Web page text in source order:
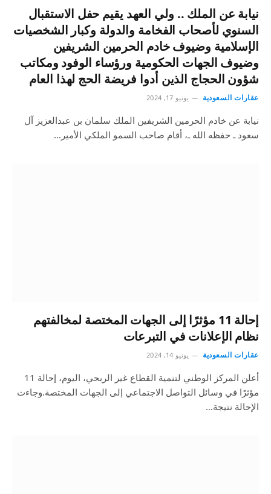
نيابة عن الملك .. ولي العهد يقيم حفل الاستقبال
السنوي لأصحاب الفخامة والدولة وكبار الشخصيات
الإسلامية وضيوف خادم الحرمين الشريفين
وضيوف الجهات الحكومية ورؤساء الوفود ومكاتب
شؤون الحجاج الذين أدوا فريضة الحج لهذا العام
عقارات السعودية يونيو 17, 2024
نيابة عن خادم الحرمين الشريفين الملك سلمان بن عبدالعزيز آل
سعود ـ حفظه الله ـ، أقام صاحب السمو الملكي الأمير…
إحالة 11 مؤثرًا إلى الجهات المختصة لمخالفتهم
نظام الإعلانات في التبرعات
عقارات السعودية يونيو 14, 2024
أعلن المركز الوطني لتنمية القطاع غير الربحي، اليوم، إحالة 11
مؤثرًا في وسائل التواصل الاجتماعي إلى الجهات المختصة.وجاءت
الإحالة نتيجة…